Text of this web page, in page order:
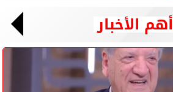
أهم الأخبار